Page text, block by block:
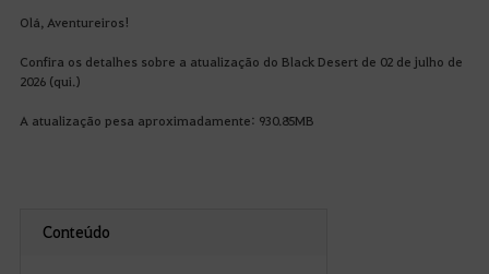
Olá, Aventureiros!
Confira os detalhes sobre a atualização do Black Desert de 02 de julho de
2026 (qui.)
A atualização pesa aproximadamente: 930.85MB
Conteúdo